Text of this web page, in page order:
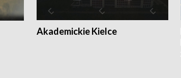
Akademickie Kielce